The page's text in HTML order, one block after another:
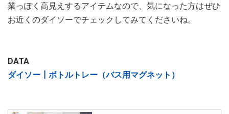
業っぽく高見えするアイテムなので、気になった方はぜひ
お近くのダイソーでチェックしてみてくださいね。
DATA
ダイソー┃ボトルトレー（バス用マグネット）